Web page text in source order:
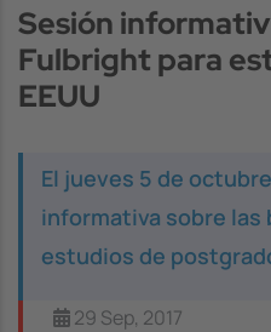
Sesión
Fulbright para
EEUU
El jueves 5 de
informativa sobre las
estudios de
29 Sep, 2017